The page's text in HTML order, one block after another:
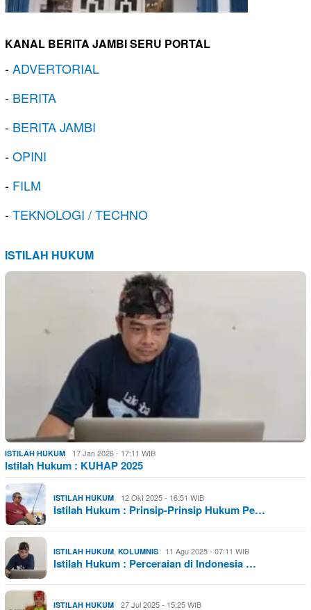
KANAL BERITA JAMBI SERU PORTAL
-ADVERTORIAL
- BERITA
- BERITA JAMBI
-OPINI
- FILM
-TEKNOLOGI / TECHNO
ISTILAH HUKUM
ISTILAH HUKUM 17 Jan 2026 - 17:11 WIB
Istilah Hukum : KUHAP 2025
ISTILAH HUKUM 12 Okt 2025 - 16:51 WIB
Istilah Hukum : Prinsip-Prinsip Hukum Pe…
ISTILAH HUKUM KOLUMNIS 11 Agu 2025 - 07:11 WIB
Istilah Hukum : Perceraian di Indonesia …
ISTILAH HUKUM 27 Jul 2025 - 15:25 WIB